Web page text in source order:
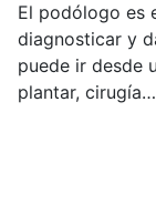
El podólogo es
diagnosticar y
puede ir desde
plantar,